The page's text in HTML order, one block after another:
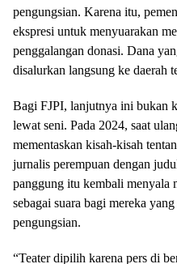
pengungsian. Karena itu,
ekspresi untuk menyuarakan
penggalangan donasi. Dana
disalurkan langsung ke daerah
Bagi FJPI, lanjutnya ini bukan
lewat seni. Pada 2024, saat
mementaskan kisah-kisah
jurnalis perempuan dengan
panggung itu kembali menyala
sebagai suara bagi mereka
pengungsian.
“Teater dipilih karena pers di